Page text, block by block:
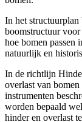
In het structuurplan
boomstructuur
hoe bomen passen
natuurlijk en
In de richtlijn
overlast van
instrumenten
worden bepaald
hinder en overlast